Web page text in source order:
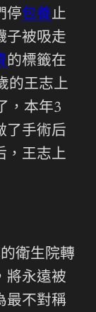
停包養止
子被吸走
的標籤在
的王志上
，本年3
了手術后
，王志上
衛生院轉
將永遠被
最不對稱